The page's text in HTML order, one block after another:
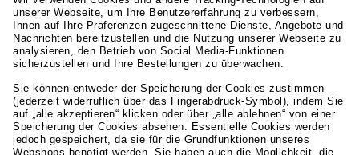
Verantwortung
Nachhaltigkeit
Menschen & Werte
Lyreco for Education